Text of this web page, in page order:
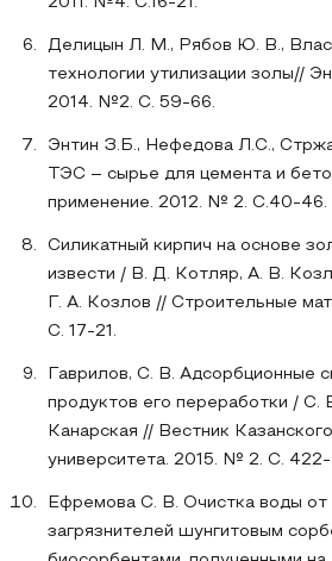
Делицын Л. М., Рябов Ю. В.,
технологии утилизации золы//
2014. №2. С. 59-66.
Энтин З.Б., Нефедова Л.С.,
ТЭС – сырье для цемента и
применение. 2012. № 2. С.40-46.
Силикатный кирпич на основе
извести / В. Д. Котляр, А. В.
Г. А. Козлов // Строительные
С. 17-21.
Гаврилов, С. В. Адсорбционные
продуктов его переработки / С.
Канарская // Вестник
университета. 2015. № 2. С. 422-
Ефремова С. В. Очистка воды от
загрязнителей шунгитовым